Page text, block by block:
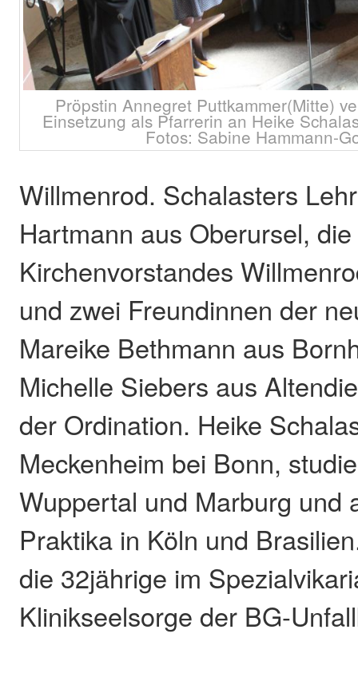
Pröpstin Annegret Puttkammer(Mitte)
Einsetzung als Pfarrerin an Heike
Fotos: Sabine Hammann-
Willmenrod. Schalasters
Hartmann aus Oberursel,
Kirchenvorstandes
und zwei Freundinnen der
Mareike Bethmann aus
Michelle Siebers aus
der Ordination. Heike
Meckenheim bei Bonn,
Wuppertal und Marburg und
Praktika in Köln und
die 32jährige im
Klinikseelsorge der BG-